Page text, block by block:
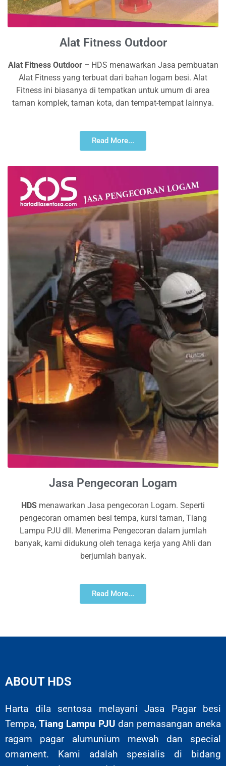
Alat Fitness Outdoor
Alat Fitness Outdoor – HDS menawarkan Jasa pembuatan
Alat Fitness yang terbuat dari bahan logam besi. Alat
Fitness ini biasanya di tempatkan untuk umum di area
taman komplek, taman kota, dan tempat-tempat lainnya.
Read More...
Jasa Pengecoran Logam
HDS menawarkan Jasa pengecoran Logam. Seperti
pengecoran ornamen besi tempa, kursi taman, Tiang
Lampu PJU dll. Menerima Pengecoran dalam jumlah
banyak, kami didukung oleh tenaga kerja yang Ahli dan
berjumlah banyak.
Read More...
ABOUT HDS
Harta dila sentosa melayani Jasa Pagar besi
Tempa,Tiang Lampu PJU dan pemasangan aneka
ragam pagar alumunium mewah dan special
ornament. Kami adalah spesialis di bidang